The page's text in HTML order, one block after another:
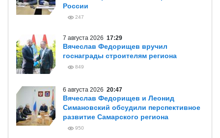
России
247
7 августа 2026 17:29
Вячеслав Федорищев вручил
госнаграды строителям региона
849
6 августа 2026 20:47
Вячеслав Федорищев и Леонид
Симановский обсудили перспективное
развитие Самарского региона
950